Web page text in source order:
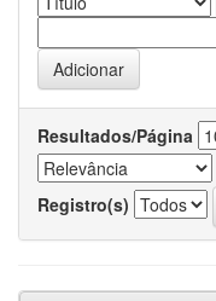
Resultados/Página
Registro(s)